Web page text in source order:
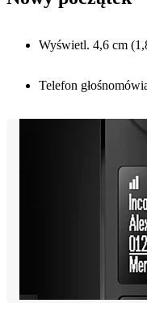
Wyświetl. 4,6 cm
Telefon